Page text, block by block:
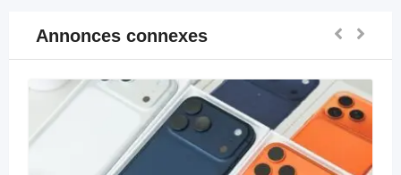
Annonces connexes